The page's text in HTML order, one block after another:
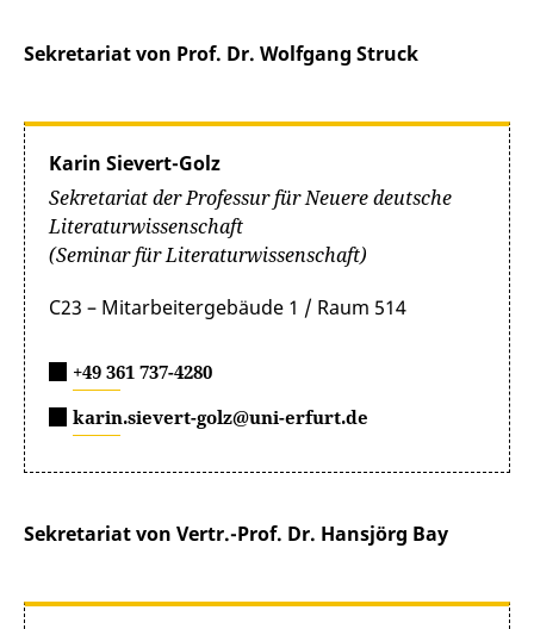
Sekretariat von Prof. Dr. Wolfgang Struck
Karin Sievert-Golz
Sekretariat der Professur für Neuere deutsche
Literaturwissenschaft
(Seminar für Literaturwissenschaft)
C23 – Mitarbeitergebäude 1 / Raum 514
+49 361 737-4280
karin.sievert-golz@uni-erfurt.de
Sekretariat von Vertr.-Prof. Dr. Hansjörg Bay